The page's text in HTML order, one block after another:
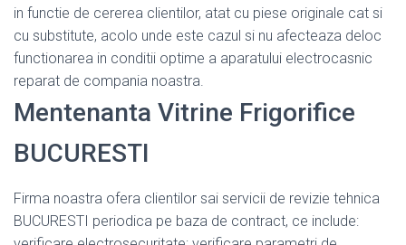
in functie de cererea clientilor, atat cu piese originale cat si
cu substitute, acolo unde este cazul si nu afecteaza deloc
functionarea in conditii optime a aparatului electrocasnic
reparat de compania noastra.
Mentenanta Vitrine Frigorifice
BUCURESTI
Firma noastra ofera clientilor sai servicii de revizie tehnica
BUCURESTI periodica pe baza de contract, ce include: